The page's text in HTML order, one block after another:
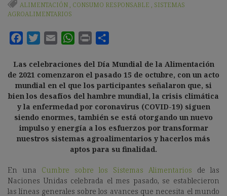
ALIMENTACIÓN, CONSUMO RESPONSABLE , SISTEMAS
AGROALIMENTARIOS
Las celebraciones del Día Mundial de la Alimentación
de 2021 comenzaron el pasado 15 de octubre, con un acto
mundial en el que los participantes señalaron que, si
bien los desafíos del hambre mundial, la crisis climática
y la enfermedad por coronavirus (COVID-19) siguen
siendo enormes, también se está otorgando un nuevo
impulso y energía a los esfuerzos por transformar
nuestros sistemas agroalimentarios y hacerlos más
aptos para su finalidad.
En una Cumbre sobre los Sistemas Alimentarios
de las
Naciones Unidas celebrada el mes pasado, se establecieron
las líneas generales sobre los avances que necesita el mundo